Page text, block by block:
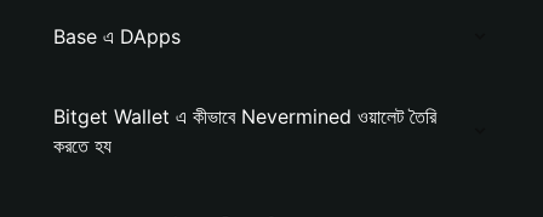
Base এ DApps
Bitget Wallet এ কীভাবে Nevermined ওয়ালেট তৈরি
করতে হয